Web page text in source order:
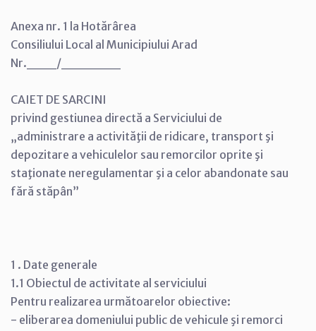
Anexa nr. 1 la Hotărârea
Consiliului Local al Municipiului Arad
Nr.___/______
CAIET DE SARCINI
privind gestiunea directă a Serviciului de
„administrare a activităţii de ridicare, transport şi
depozitare a vehiculelor sau remorcilor oprite şi
staţionate neregulamentar şi a celor abandonate sau
fără stăpân”
1 . Date generale
1.1 Obiectul de activitate al serviciului
Pentru realizarea următoarelor obiective:
- eliberarea domeniului public de vehicule şi remorci